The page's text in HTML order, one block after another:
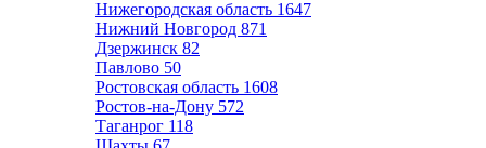
Нижегородская область 1647
Нижний Новгород 871
Дзержинск 82
Павлово 50
Ростовская область 1608
Ростов-на-Дону 572
Таганрог 118